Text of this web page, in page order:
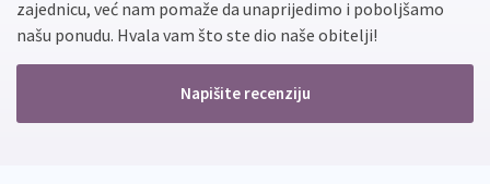
zajednicu, već nam pomaže da unaprijedimo i poboljšamo
našu ponudu. Hvala vam što ste dio naše obitelji!
Napišite recenziju